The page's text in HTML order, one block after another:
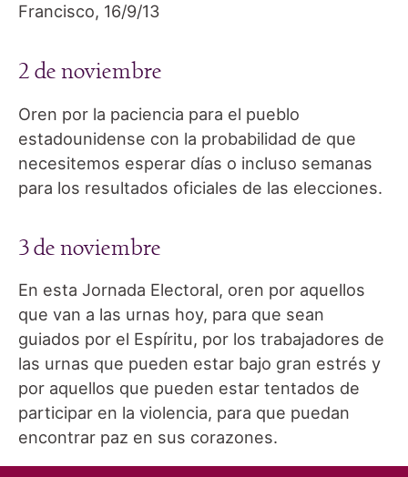
Francisco, 16/9/13
2 de noviembre
Oren por la paciencia para el pueblo
estadounidense con la probabilidad de que
necesitemos esperar días o incluso semanas
para los resultados oficiales de las elecciones.
3 de noviembre
En esta Jornada Electoral, oren por aquellos
que van a las urnas hoy, para que sean
guiados por el Espíritu, por los trabajadores de
las urnas que pueden estar bajo gran estrés y
por aquellos que pueden estar tentados de
participar en la violencia, para que puedan
encontrar paz en sus corazones.